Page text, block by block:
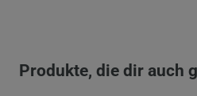
Produkte, die dir auch